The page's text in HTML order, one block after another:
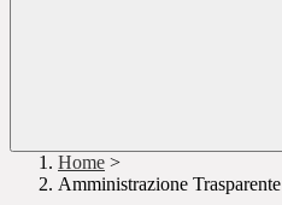
Home >
Amministrazione Trasparente